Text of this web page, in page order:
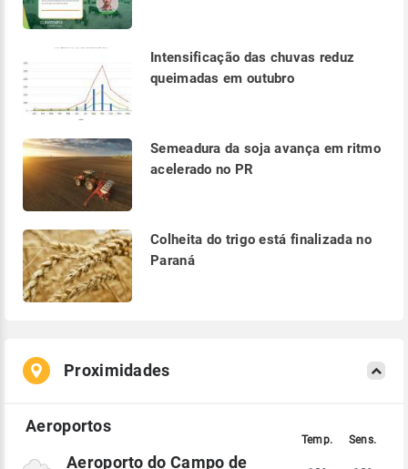
Intensificação das chuvas reduz
queimadas em outubro
Semeadura da soja avança em ritmo
acelerado no PR
Colheita do trigo está finalizada no
Paraná
Proximidades
Aeroporto do Campo de